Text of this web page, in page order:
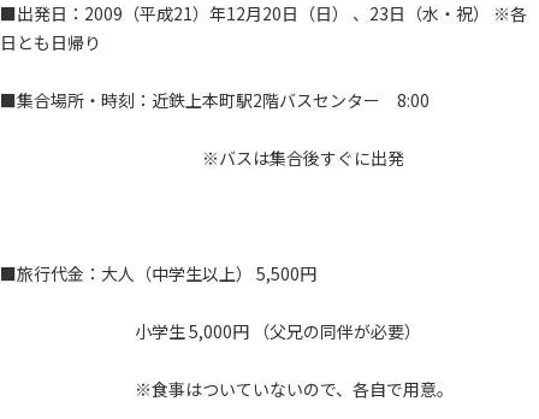
■出発日：2009（平成21）年12月20日（日） 、23日（水・祝） ※各
日とも日帰り
■集合場所・時刻：近鉄上本町駅2階バスセンター 8:00
※バスは集合後すぐに出発
■旅行代金：大人（中学生以上） 5,500円
小学生 5,000円 （父兄の同伴が必要）
※食事はついていないので、各自で用意。